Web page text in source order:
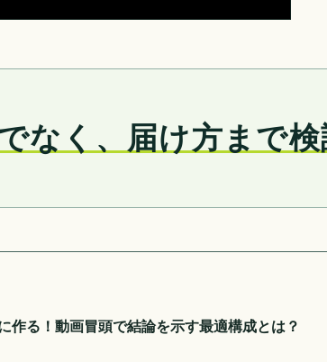
なく、届け方まで検
作る！動画冒頭で結論を示す最適構成とは？